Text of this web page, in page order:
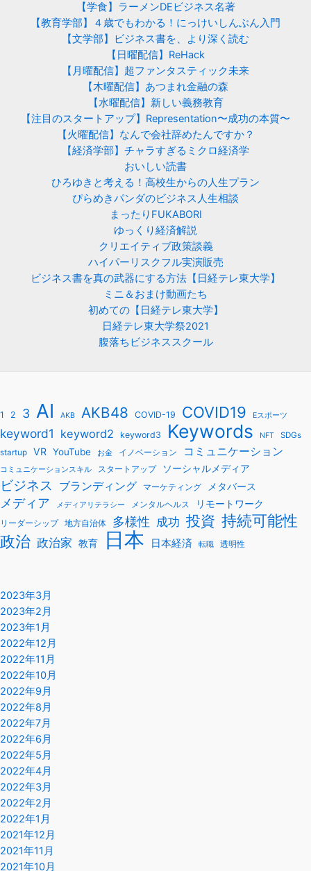
【学食】ラーメンDEビジネス名著
【教育学部】４歳でもわかる！にっけいしんぶん入門
【文学部】ビジネス書を、より深く読む
【日曜配信】ReHack
【月曜配信】超ファンタスティック未来
【木曜配信】あつまれ金融の森
【水曜配信】新しい義務教育
【注目のスタートアップ】Representation〜成功の本質〜
【火曜配信】なんで会社辞めたんですか？
【経済学部】チャラすぎるミクロ経済学
おいしい読書
ひろゆきと考える！高校生からの人生プラン
ぴらめきパンダのビジネス人生相談
まったりFUKABORI
ゆっくり経済解説
クリエイティブ政策談義
ハイパーリスクフル実演販売
ビジネス書を真の武器にする方法【日経テレ東大学】
ミニ＆おまけ動画たち
初めての【日経テレ東大学】
日経テレ東大学祭2021
腹落ちビジネススクール
1 2 3 AI AKB AKB48 COVID-19 COVID19 Eスポーツ
keyword1 keyword2 keyword3 Keywords NFT
SDGs
startup
VR YouTube お金 イノベーション コミュニケーション
コミュニケーションスキル スタートアップ ソーシャルメディア
ビジネス ブランディング マーケティング メタバース
メディア メディアリテラシー メンタルヘルス リモートワーク
リーダーシップ 地方自治体 多様性 成功 投資 持続可能性
政治 政治家 教育 日本 日本経済 転職 透明性
2023年3月
2023年2月
2023年1月
2022年12月
2022年11月
2022年10月
2022年9月
2022年8月
2022年7月
2022年6月
2022年5月
2022年4月
2022年3月
2022年2月
2022年1月
2021年12月
2021年11月
2021年10月